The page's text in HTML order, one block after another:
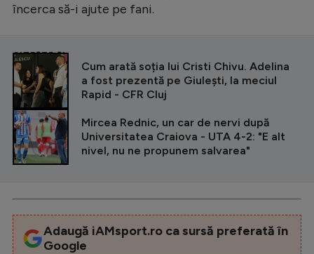
încerca să-i ajute pe fani.
CITEȘTE ȘI
Cum arată soția lui Cristi Chivu. Adelina
a fost prezentă pe Giulești, la meciul
Rapid - CFR Cluj
Mircea Rednic, un car de nervi după
Universitatea Craiova - UTA 4-2: "E alt
nivel, nu ne propunem salvarea"
Adaugă iAMsport.ro ca sursă preferată în
Google